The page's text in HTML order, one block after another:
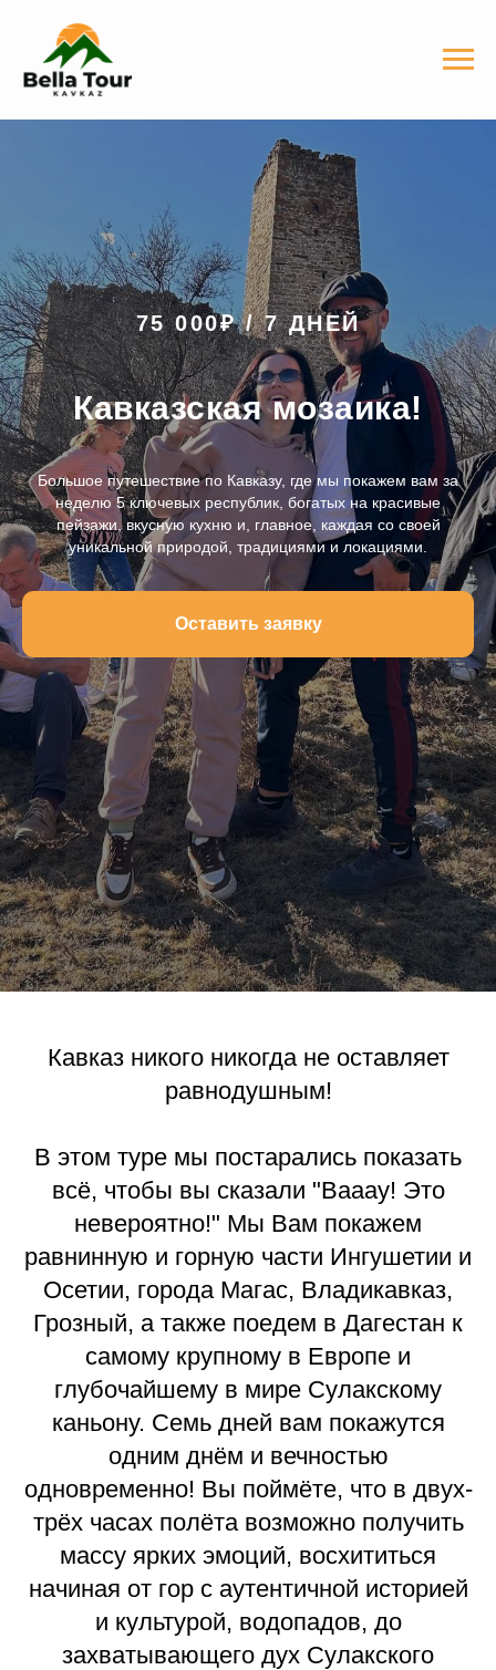
75 000₽ / 7 ДНЕЙ
Кавказская мозаика!
Большое путешествие по Кавказу, где мы покажем вам за
неделю 5 ключевых республик, богатых на красивые
пейзажи, вкусную кухню и, главное, каждая со своей
уникальной природой, традициями и локациями.
Оставить заявку
Кавказ никого никогда не оставляет
равнодушным!
В этом туре мы постарались показать
всё, чтобы вы сказали "Вааау! Это
невероятно!" Мы Вам покажем
равнинную и горную части Ингушетии и
Осетии, города Магас, Владикавказ,
Грозный, а также поедем в Дагестан к
самому крупному в Европе и
глубочайшему в мире Сулакскому
каньону. Семь дней вам покажутся
одним днём и вечностью
одновременно! Вы поймёте, что в двух-
трёх часах полёта возможно получить
массу ярких эмоций, восхититься
начиная от гор с аутентичной историей
и культурой, водопадов, до
захватывающего дух Сулакского